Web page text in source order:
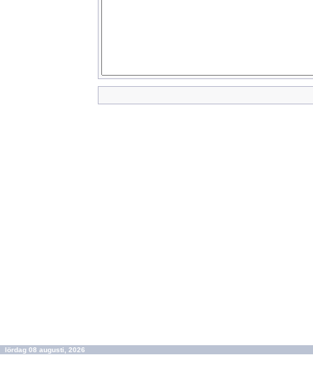
lördag 08 augusti, 2026